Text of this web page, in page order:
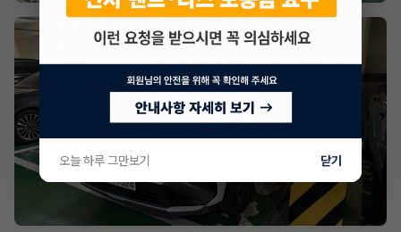
오늘 하루 그만보기 닫기